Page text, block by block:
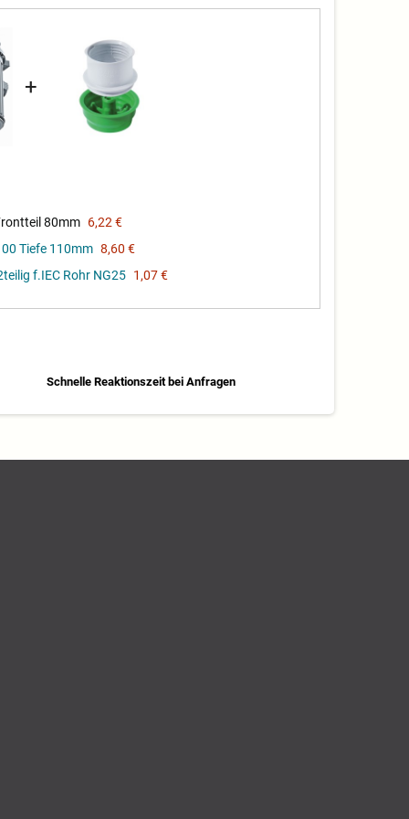
+
80mm 6,22 €
Tiefe 110mm 8,60 €
f.IEC Rohr NG25 1,07 €
Schnelle Reaktionszeit bei Anfragen